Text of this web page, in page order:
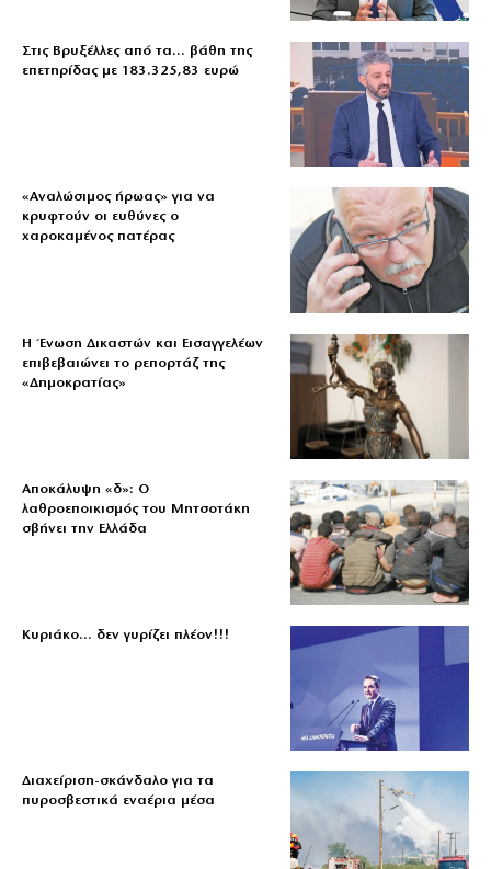
Στις Βρυξέλλες από τα… βάθη της
επετηρίδας με 183.325,83 ευρώ
«Aναλώσιμος ήρωας» για να
κρυφτούν οι ευθύνες ο
χαροκαμένος πατέρας
Η Ένωση Δικαστών και Εισαγγελέων
επιβεβαιώνει το ρεπορτάζ της
«Δημοκρατίας»
Αποκάλυψη «δ»: Ο
λαθροεποικισμός του Μητσοτάκη
σβήνει την Ελλάδα
Κυριάκο… δεν γυρίζει πλέον!!!
Διαχείριση-σκάνδαλο για τα
πυροσβεστικά εναέρια μέσα